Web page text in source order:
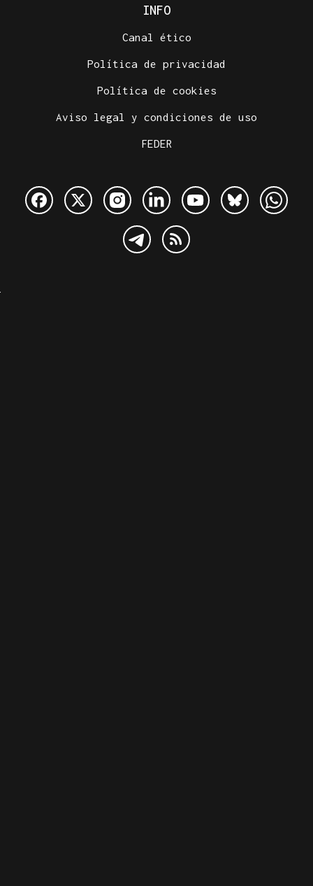
INFO
Canal ético
Política de privacidad
Política de cookies
Aviso legal y condiciones de uso
FEDER